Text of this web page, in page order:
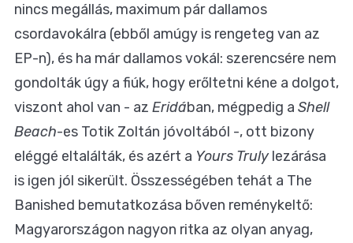
nincs megállás, maximum pár dallamos
csordavokálra (ebből amúgy is rengeteg van az
EP-n), és ha már dallamos vokál: szerencsére nem
gondolták úgy a fiúk, hogy erőltetni kéne a dolgot,
viszont ahol van - az Eridában, mégpedig a Shell
Beach-es Totik Zoltán jóvoltából -, ott bizony
eléggé eltalálták, és azért a Yours Trulylezárása
is igen jól sikerült. Összességében tehát a The
Banished bemutatkozása bőven reménykeltő:
Magyarországon nagyon ritka az olyan anyag,